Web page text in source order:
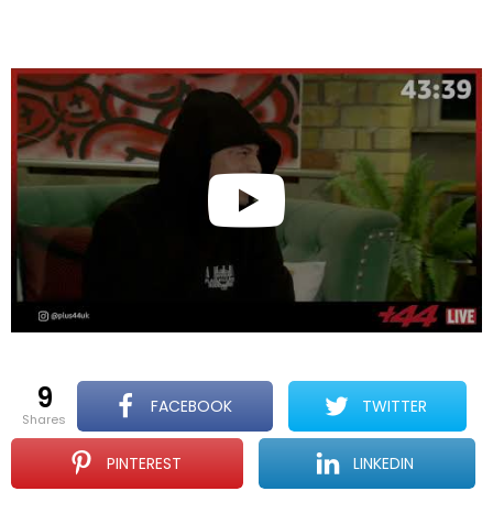
9
shares
FACEBOOK TWITTER
PINTEREST LINKEDIN